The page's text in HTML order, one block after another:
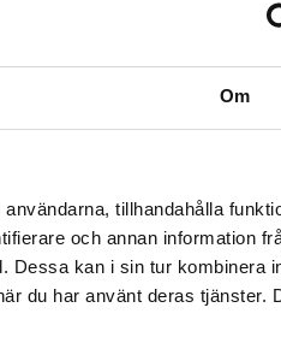
Om
tillhandahålla
och annan information
Dessa kan i sin tur kombinera
du har använt deras tjänster.
PELIKO
279 kr